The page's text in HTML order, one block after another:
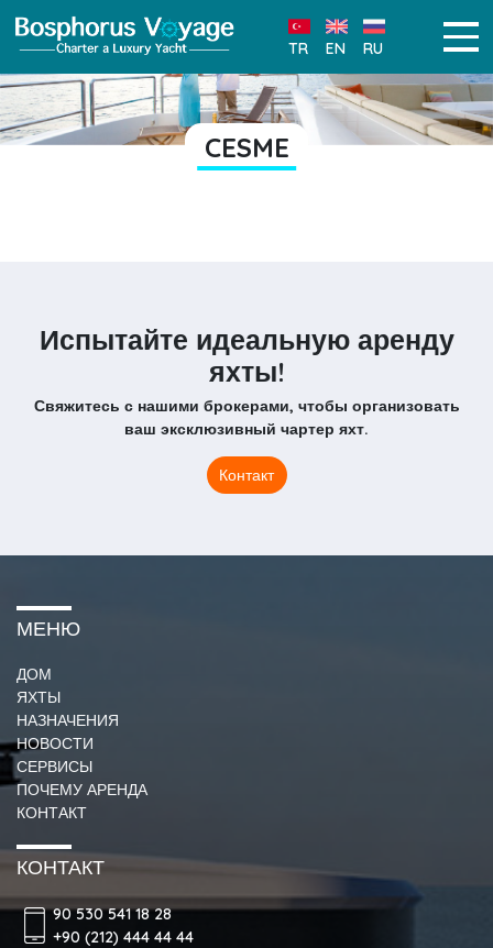
TR EN RU
CESME
Испытайте идеальную аренду
яхты!
Свяжитесь с нашими брокерами, чтобы организовать
ваш эксклюзивный чартер яхт.
Контакт
МЕНЮ
ДОМ
ЯХТЫ
НАЗНАЧЕНИЯ
НОВОСТИ
СЕРВИСЫ
ПОЧЕМУ АРЕНДА
КОНТАКТ
КОНТАКТ
90 530 541 18 28
+90 (212) 444 44 44